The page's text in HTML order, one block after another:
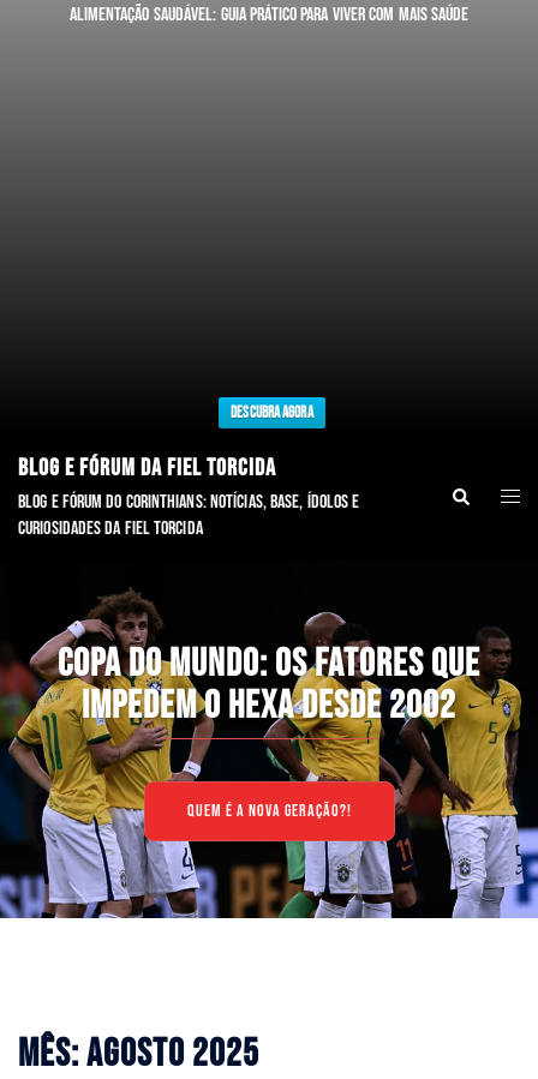
Alimentação Saudável: Guia Prático para Viver com Mais Saúde
Descubra Agora
BLOG E FÓRUM DA FIEL TORCIDA
Blog e fórum do Corinthians: notícias, base, ídolos e
curiosidades da Fiel torcida
COPA DO MUNDO: OS FATORES QUE
IMPEDEM O HEXA DESDE 2002
QUEM É A NOVA GERAÇÃO?!
MÊS:AGOSTO 2025